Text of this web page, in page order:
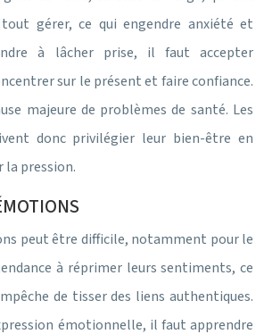
gérer, ce qui engendre anxiété et
à lâcher prise, il faut accepter
sur le présent et faire confiance.
majeure de problèmes de santé. Les
donc privilégier leur bien-être en
la pression.
peut être difficile, notamment pour le
à réprimer leurs sentiments, ce
de tisser des liens authentiques.
émotionnelle, il faut apprendre